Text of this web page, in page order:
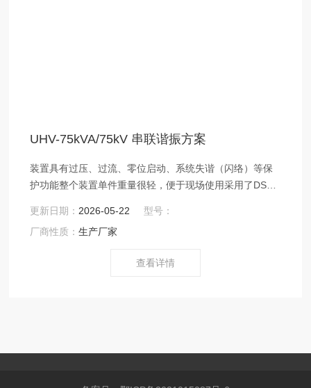
UHV-75kVA/75kV 串联谐振方案
装置具有过压、过流、零位启动、系统失谐（闪络）等保
护功能整个装置单件重量很轻，便于现场使用采用了DSP
更新日期： 2026-05-22
型号：
厂商性质：生产厂家
查看详情